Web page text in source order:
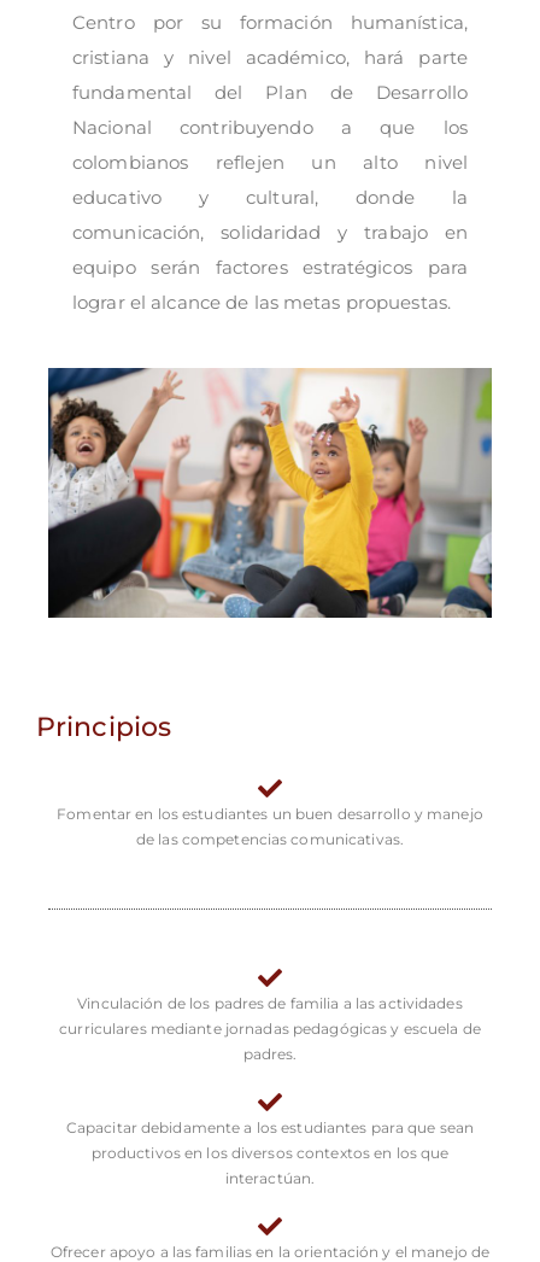
Centro por su formación humanística,
cristiana y nivel académico, hará parte
fundamental del Plan de Desarrollo
Nacional contribuyendo a que los
colombianos reflejen un alto nivel
educativo y cultural, donde la
comunicación, solidaridad y trabajo en
equipo serán factores estratégicos para
lograr el alcance de las metas propuestas.
Principios
Fomentar en los estudiantes un buen desarrollo y manejo
de las competencias comunicativas.
Vinculación de los padres de familia a las actividades
curriculares mediante jornadas pedagógicas y escuela de
padres.
Capacitar debidamente a los estudiantes para que sean
productivos en los diversos contextos en los que
interactúan.
Ofrecer apoyo a las familias en la orientación y el manejo de